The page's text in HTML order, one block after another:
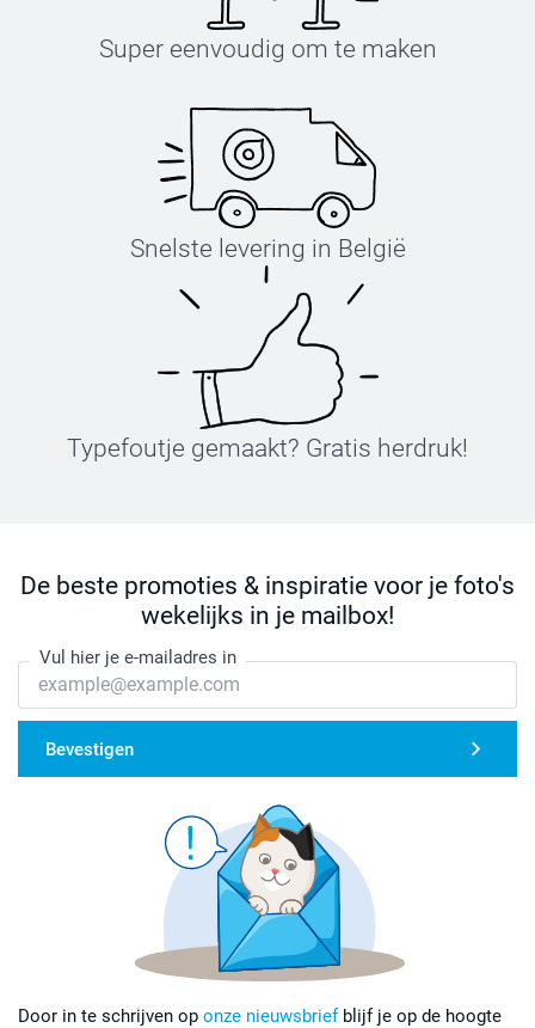
Super eenvoudig om te maken
Snelste levering in België
Typefoutje gemaakt? Gratis herdruk!
De beste promoties & inspiratie voor je foto's
wekelijks in je mailbox!
Vul hier je e-mailadres in
Bevestigen
Door in te schrijven op onze nieuwsbriefblijf je op de hoogte